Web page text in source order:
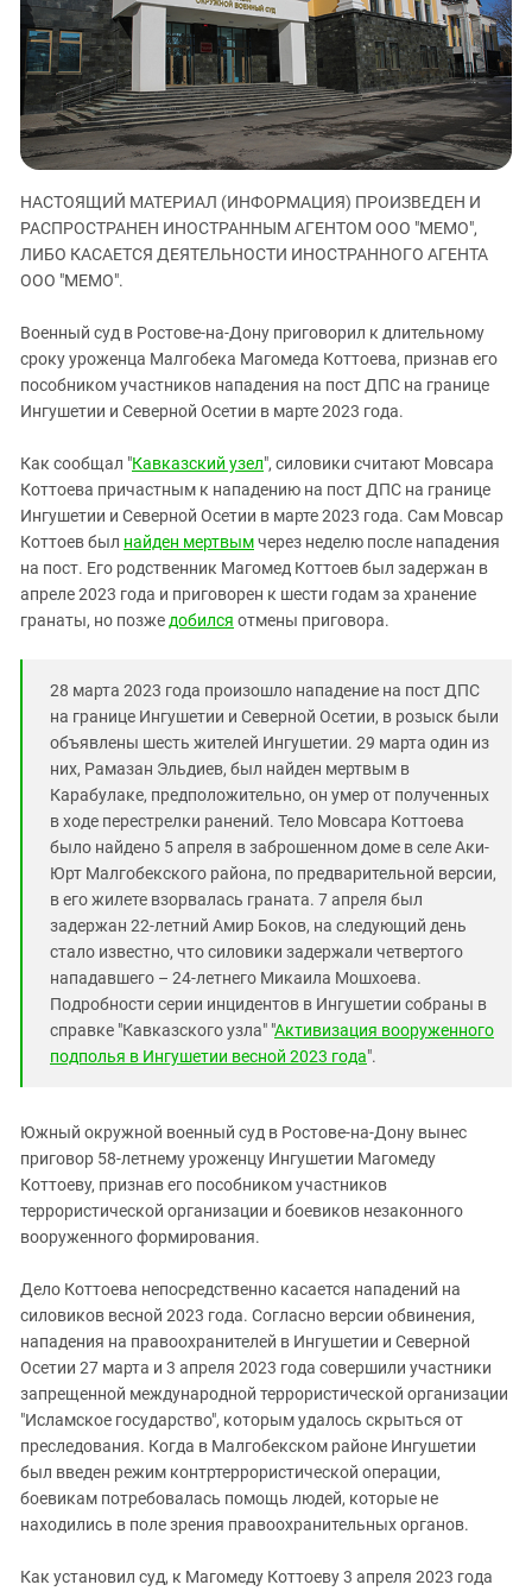
ЗАСТАВЛЯЕТ
КАВКАЗ ЗА ПАЛЕСТИНУ
ИНАКОМЫСЛИЕ В ЧЕЧНЕ
ПРЕСЛЕДОВАНИЕ АКТИВИСТОВ
МОБИЛИЗАЦИЯ И ПРОТЕСТЫ
Дагестан
Ингушетия
Кабардино-Балкария
Калмыкия
Карачаево-Черкесия
Краснодарский край
Российская Федерация
Северная Осетия - Алания
СКФО
Ставропольский край
Чечня
Южная Осетия
Южный Кавказ
ЮФО
НАСТОЯЩИЙ МАТЕРИАЛ (ИНФОРМАЦИЯ) ПРОИЗВЕДЕН И
РАСПРОСТРАНЕН ИНОСТРАННЫМ АГЕНТОМ ООО "МЕМО",
ЛИБО КАСАЕТСЯ ДЕЯТЕЛЬНОСТИ ИНОСТРАННОГО АГЕНТА
ООО "МЕМО".
Военный суд в Ростове-на-Дону приговорил к длительному
сроку уроженца Малгобека Магомеда Коттоева, признав его
пособником участников нападения на пост ДПС на границе
Ингушетии и Северной Осетии в марте 2023 года.
Как сообщал "Кавказский узел", силовики считают Мовсара
Коттоева причастным к нападению на пост ДПС на границе
Ингушетии и Северной Осетии в марте 2023 года. Сам Мовсар
Коттоев был найден мертвымчерез неделю после нападения
на пост. Его родственник Магомед Коттоев был задержан в
апреле 2023 года и приговорен к шести годам за хранение
гранаты, но позже добился отмены приговора.
28 марта 2023 года произошло нападение на пост ДПС
на границе Ингушетии и Северной Осетии, в розыск были
объявлены шесть жителей Ингушетии. 29 марта один из
них, Рамазан Эльдиев, был найден мертвым в
Карабулаке, предположительно, он умер от полученных
в ходе перестрелки ранений. Тело Мовсара Коттоева
было найдено 5 апреля в заброшенном доме в селе Аки-
Юрт Малгобекского района, по предварительной версии,
в его жилете взорвалась граната. 7 апреля был
задержан 22-летний Амир Боков, на следующий день
стало известно, что силовики задержали четвертого
нападавшего – 24-летнего Микаила Мошхоева.
Подробности серии инцидентов в Ингушетии собраны в
справке "Кавказского узла" "Активизация вооруженного
подполья в Ингушетии весной 2023 года".
Южный окружной военный суд в Ростове-на-Дону вынес
приговор 58-летнему уроженцу Ингушетии Магомеду
Коттоеву, признав его пособником участников
террористической организации и боевиков незаконного
вооруженного формирования.
Дело Коттоева непосредственно касается нападений на
силовиков весной 2023 года. Согласно версии обвинения,
нападения на правоохранителей в Ингушетии и Северной
Осетии 27 марта и 3 апреля 2023 года совершили участники
запрещенной международной террористической организации
"Исламское государство", которым удалось скрыться от
преследования. Когда в Малгобекском районе Ингушетии
был введен режим контртеррористической операции,
боевикам потребовалась помощь людей, которые не
находились в поле зрения правоохранительных органов.
Как установил суд, к Магомеду Коттоеву 3 апреля 2023 года